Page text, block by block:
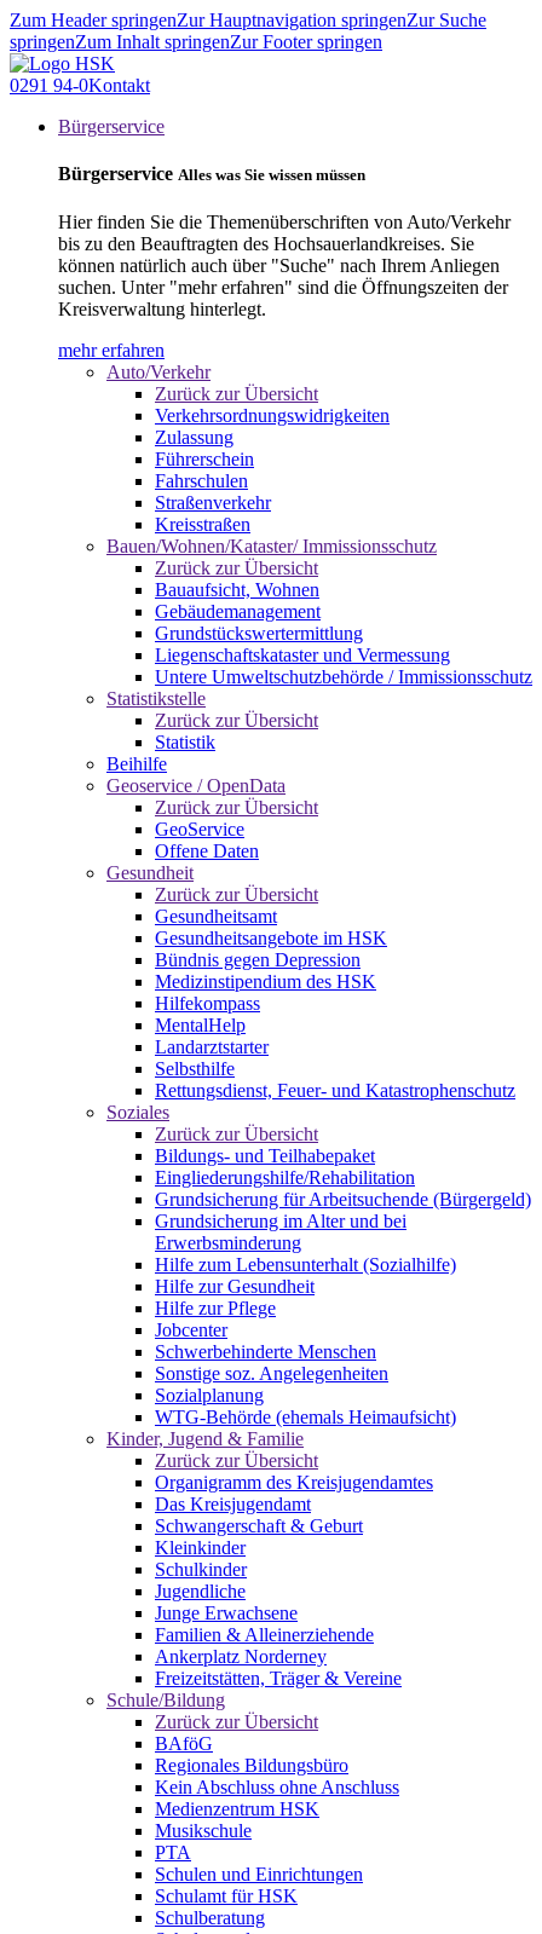
Zum Header springenZur Hauptnavigation springenZur Suche
springenZum Inhalt springenZur Footer springen
0291 94-0Kontakt
Bürgerservice
Bürgerservice Alles was Sie wissen müssen
Hier finden Sie die Themenüberschriften von Auto/Verkehr
bis zu den Beauftragten des Hochsauerlandkreises. Sie
können natürlich auch über "Suche" nach Ihrem Anliegen
suchen. Unter "mehr erfahren" sind die Öffnungszeiten der
Kreisverwaltung hinterlegt.
mehr erfahren
Auto/Verkehr
Zurück zur Übersicht
Verkehrsordnungswidrigkeiten
Zulassung
Führerschein
Fahrschulen
Straßenverkehr
Kreisstraßen
Bauen/Wohnen/Kataster/ Immissionsschutz
Zurück zur Übersicht
Bauaufsicht, Wohnen
Gebäudemanagement
Grundstückswertermittlung
Liegenschaftskataster und Vermessung
Untere Umweltschutzbehörde / Immissionsschutz
Statistikstelle
Zurück zur Übersicht
Statistik
Beihilfe
Geoservice / OpenData
Zurück zur Übersicht
GeoService
Offene Daten
Gesundheit
Zurück zur Übersicht
Gesundheitsamt
Gesundheitsangebote im HSK
Bündnis gegen Depression
Medizinstipendium des HSK
Hilfekompass
MentalHelp
Landarztstarter
Selbsthilfe
Rettungsdienst, Feuer- und Katastrophenschutz
Soziales
Zurück zur Übersicht
Bildungs- und Teilhabepaket
Eingliederungshilfe/Rehabilitation
Grundsicherung für Arbeitsuchende (Bürgergeld)
Grundsicherung im Alter und bei
Erwerbsminderung
Hilfe zum Lebensunterhalt (Sozialhilfe)
Hilfe zur Gesundheit
Hilfe zur Pflege
Jobcenter
Schwerbehinderte Menschen
Sonstige soz. Angelegenheiten
Sozialplanung
WTG-Behörde (ehemals Heimaufsicht)
Kinder, Jugend & Familie
Zurück zur Übersicht
Organigramm des Kreisjugendamtes
Das Kreisjugendamt
Schwangerschaft & Geburt
Kleinkinder
Schulkinder
Jugendliche
Junge Erwachsene
Familien & Alleinerziehende
Ankerplatz Norderney
Freizeitstätten, Träger & Vereine
Schule/Bildung
Zurück zur Übersicht
BAföG
Regionales Bildungsbüro
Kein Abschluss ohne Anschluss
Medienzentrum HSK
Musikschule
PTA
Schulen und Einrichtungen
Schulamt für HSK
Schulberatung